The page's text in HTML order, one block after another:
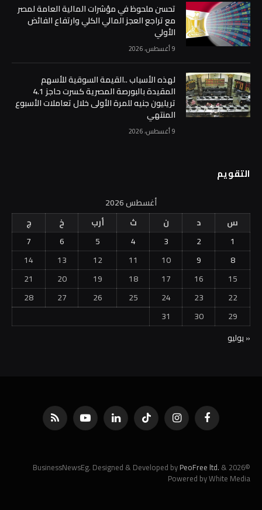
تحسن ملحوظ في مؤشرات المالية العامة لمصر
مع تراجع العجز المالي الكلي وارتفاع الفائض
الأولي
9 أغسطس، 2026
لهذه الأسباب ..القيمة السوقية للأسهم
المقيدة بالبورصة المصرية كسرت حاجز 4.1
تريليون جنيه للمرة الأولى خلال تعاملات الأسبوع
المنتهي
9 أغسطس، 2026
التقويم
أغسطس 2026
س
د ن ث أرب خ
ج
1
2
3
4
5
6
7
8
9
10
11
12
13
14
15
16
17
18
19
20
21
22
23
24
25
26
27
28
29
30
31
« يوليو
فيسبوك الانستغرامتيكتوك لينكدإن يوتيوب RSS
©2026 BusinessNewsEg. Designed & Developed by
PeoFree ltd. &
Powered by White Media